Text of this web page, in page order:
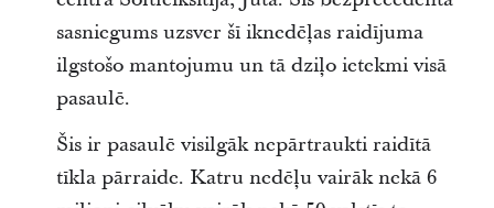
sasniegums uzsver šī iknedēļas raidījuma
ilgstošo mantojumu un tā dziļo ietekmi visā
pasaulē.
Šis ir pasaulē visilgāk nepārtraukti raidītā
tīkla pārraide. Katru nedēļu vairāk nekā 6